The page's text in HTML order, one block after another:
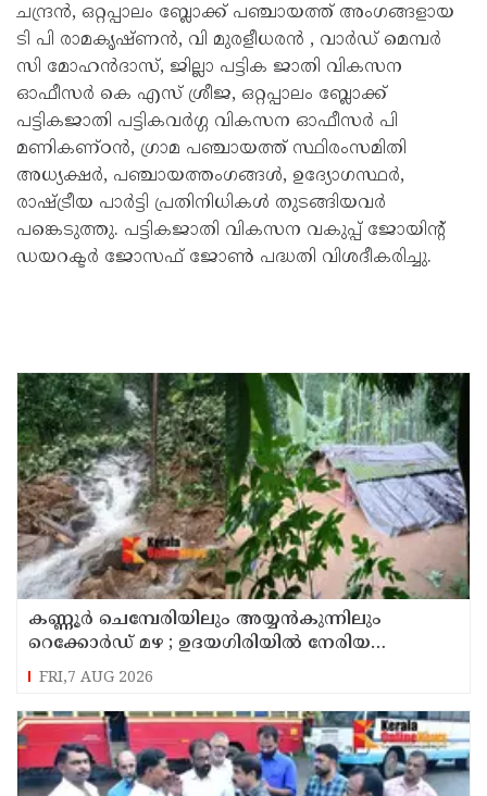
ചന്ദ്രൻ, ഒറ്റപ്പാലം ബ്ലോക്ക് പഞ്ചായത്ത് അംഗങ്ങളായ
ടി പി രാമകൃഷ്ണൻ, വി മുരളീധരൻ , വാർഡ് മെമ്പർ
സി മോഹൻദാസ്, ജില്ലാ പട്ടിക ജാതി വികസന
ഓഫീസർ കെ എസ് ശ്രീജ, ഒറ്റപ്പാലം ബ്ലോക്ക്
പട്ടികജാതി പട്ടികവർഗ്ഗ വികസന ഓഫീസർ പി
മണികണ്ഠൻ, ഗ്രാമ പഞ്ചായത്ത് സ്ഥിരംസമിതി
അധ്യക്ഷർ, പഞ്ചായത്തംഗങ്ങൾ, ഉദ്യോഗസ്ഥർ,
രാഷ്ട്രീയ പാർട്ടി പ്രതിനിധികൾ തുടങ്ങിയവർ
പങ്കെടുത്തു. പട്ടികജാതി വികസന വകുപ്പ് ജോയിന്റ്
ഡയറക്ടർ ജോസഫ് ജോൺ പദ്ധതി വിശദീകരിച്ചു.
കണ്ണൂർ ചെമ്പേരിയിലും അയ്യൻകുന്നിലും
റെക്കോർഡ് മഴ ; ഉദയഗിരിയിൽ നേരിയ
ഉരുൾപൊട്ടൽ; 13 പേരെ ക്യാമ്പിലേക്ക് മാറ്റി
FRI,7 AUG 2026